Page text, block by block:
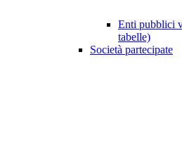
Enti pubblici
tabelle)
Società partecipate